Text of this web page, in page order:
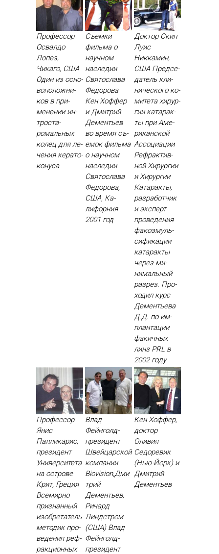
Профессор
Освалдо
Лопез,
Чикаго, США
Один из ос­но­
вопо­лож­ни­
ков в при­
мене­нии ин­
трос­та­
ромаль­ных
ко­лец для ле­
чения ке­рато­
кону­са
Съемки
фильма о
научном
наследии
Святослава
Федорова
Кен Хоф­фер
и Дмит­рий
Де­менть­ев
во вре­мя съ­
емок филь­ма
о на­уч­ном
нас­ле­дии
Свя­тос­ла­ва
Фе­доро­ва,
США, Ка­
лифор­ния
2001 год
Доктор Скип
Луис
Никкамин,
США Пред­се­
датель кли­
ничес­ко­го ко­
мите­та хи­рур­
гии ка­тарак­
ты при Аме­
рикан­ской
Ас­со­ци­ации
Реф­рактив­
ной Хи­рур­гии
и Хи­рур­гии
Ка­тарак­ты,
раз­ра­бот­чик
и эк­сперт
про­веде­ния
фа­ко­эмуль­
си­фика­ции
ка­тарак­ты
че­рез ми­
нималь­ный
раз­рез. Про­
ходил курс
Де­менть­ева
Д.Д. по им­
план­та­ции
фа­кич­ных
линз PRL в
2002 го­ду
Профессор
Янис
Палликарис,
президент
Университета
на острове
Крит, Греция
Все­мир­но
приз­нанный
изоб­ре­татель
ме­тодик про­
веде­ния реф­
ракци­он­ных
Влад
Фейнголд-
президент
Швейцарской
компании
Biovision,Дми
трий
Дементьев,
Ричард
Линдстром
(США) Влад
Фей­нголд-
пре­зидент
Кен Хоффер,
доктор
Оливия
Седоревик
(Нью-Йорк) и
Дмитрий
Дементьев